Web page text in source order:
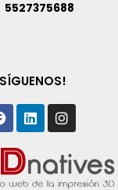
5527375688
Linkedin